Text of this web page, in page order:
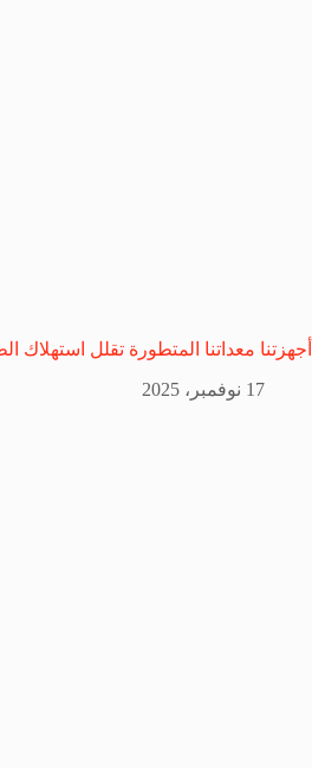
أجهزتنا معداتنا المتطورة تقلل استهلاك
17 نوفمبر، 2025